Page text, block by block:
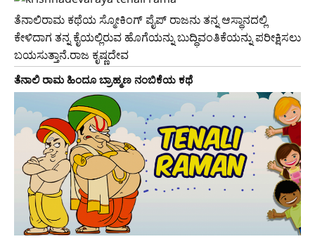
ತೆನಾಲಿರಾಮ ಕಥೆಯ ಸ್ಮೋಕಿಂಗ್ ಪೈಪ್ ರಾಜನು ತನ್ನ ಆಸ್ಥಾನದಲ್ಲಿ
ಕೇಳಿದಾಗ ತನ್ನ ಕೈಯಲ್ಲಿರುವ ಹೊಗೆಯನ್ನು ಬುದ್ಧಿವಂತಿಕೆಯನ್ನು ಪರೀಕ್ಷಿಸಲು
ಬಯಸುತ್ತಾನೆ.ರಾಜ ಕೃಷ್ಣದೇವ
ತೆನಾಲಿ ರಾಮ ಹಿಂದೂ ಬ್ರಾಹ್ಮಣ ನಂಬಿಕೆಯ ಕಥೆ